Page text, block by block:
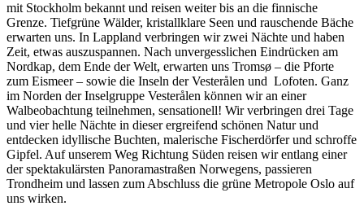
mit Stockholm bekannt und reisen weiter bis an die finnische
Grenze. Tiefgrüne Wälder, kristallklare Seen und rauschende Bäche
erwarten uns. In Lappland verbringen wir zwei Nächte und haben
Zeit, etwas auszuspannen. Nach unvergesslichen Eindrücken am
Nordkap, dem Ende der Welt, erwarten uns Tromsø – die Pforte
zum Eismeer – sowie die Inseln der Vesterålen und Lofoten. Ganz
im Norden der Inselgruppe Vesterålen können wir an einer
Walbeobachtung teilnehmen, sensationell! Wir verbringen drei Tage
und vier helle Nächte in dieser ergreifend schönen Natur und
entdecken idyllische Buchten, malerische Fischerdörfer und schroffe
Gipfel. Auf unserem Weg Richtung Süden reisen wir entlang einer
der spektakulärsten Panoramastraßen Norwegens, passieren
Trondheim und lassen zum Abschluss die grüne Metropole Oslo auf
uns wirken.